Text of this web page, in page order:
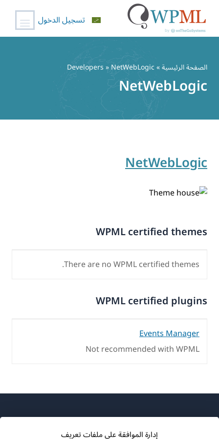
إدارة الموافقة على ملفات تعريف
المحتوى
تسجيل الدخول
الصفحة الرئيسية» Developers » NetWebLogic
NetWebLogic
NetWebLogic
WPML certified themes
There are no WPML certified themes.
WPML certified plugins
Events Manager
Not recommended with WPML